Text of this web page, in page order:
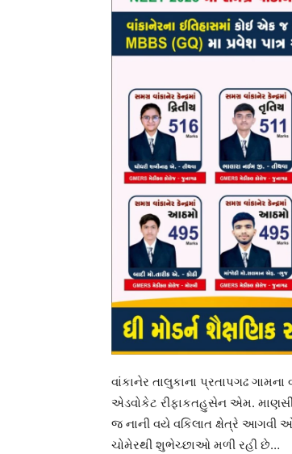
વાંકાનેર તાલુકાના પ્રતાપગઢ
એડવોકેટ રીફાકતહુસેન એમ.
જ નાની વયે વકિલાત ક્ષેત્રે આગવી
ચોમેરથી શુભેચ્છાઓ મળી રહી છે…